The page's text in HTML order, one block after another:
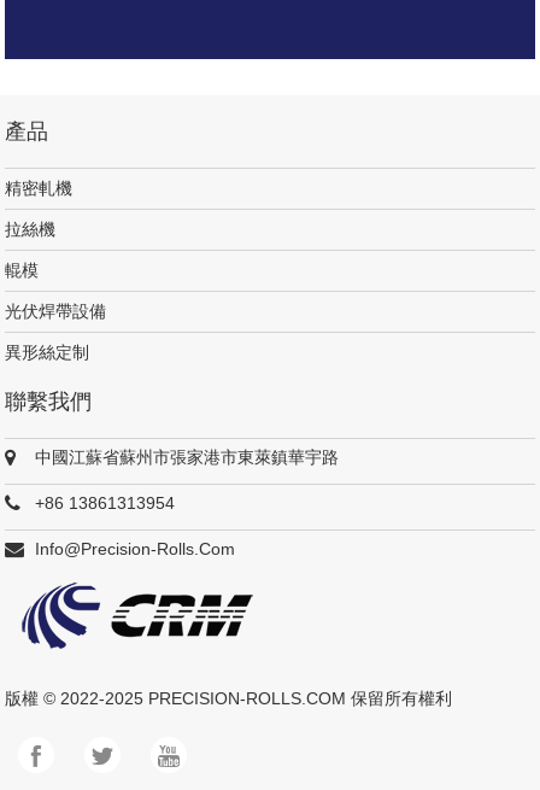
產品
精密軋機
拉絲機
輥模
光伏焊帶設備
異形絲定制
聯繫我們
中國江蘇省蘇州市張家港市東萊鎮華宇路
+86 13861313954
Info@precision-Rolls.com
版權 © 2022-2025 PRECISION-ROLLS.COM 保留所有權利